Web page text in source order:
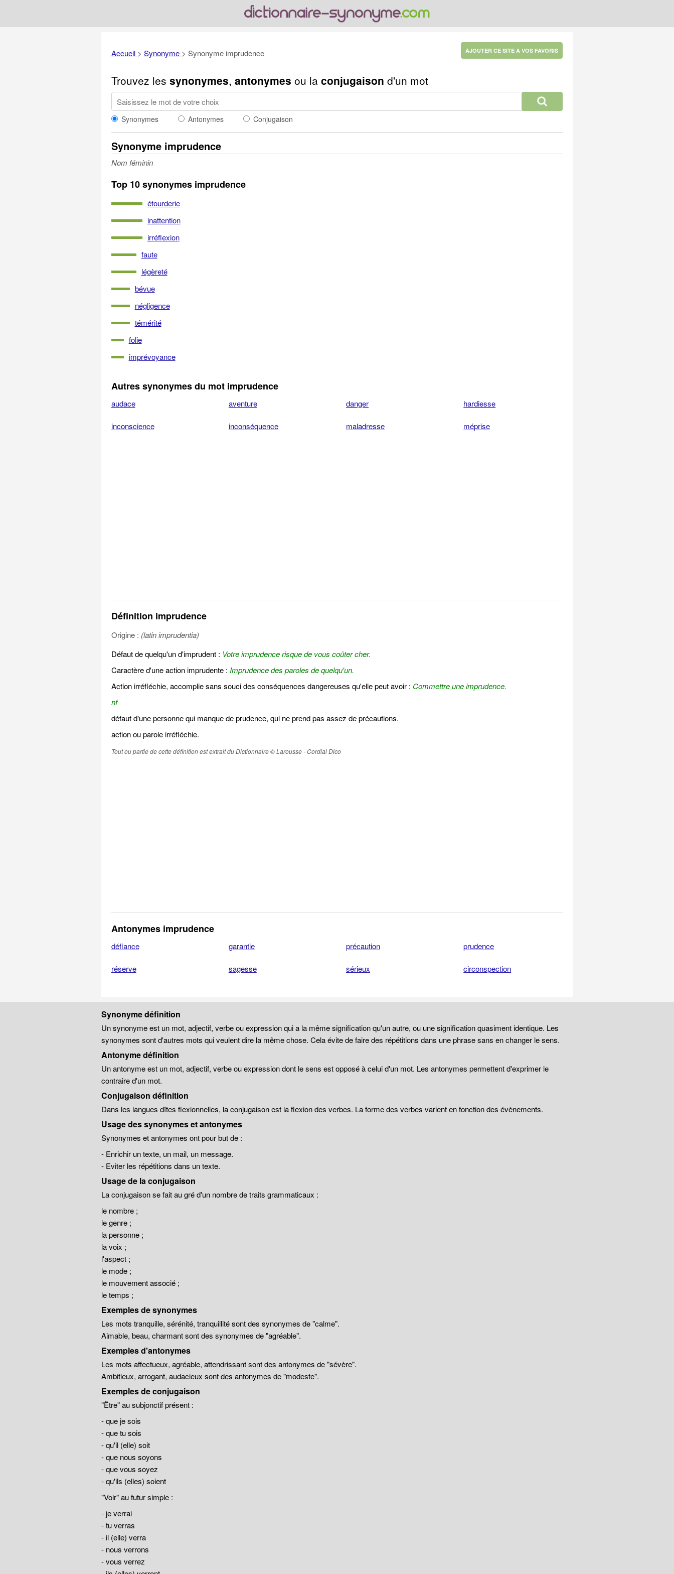
Accueil > Synonyme > Synonyme imprudence AJOUTER CE SITE À VOS FAVORIS
Trouvez les synonymes, antonymes ou la conjugaison d'un mot
Synonymes Antonymes Conjugaison
Synonyme imprudence
Nom féminin
Top 10 synonymes imprudence
étourderie
inattention
irréflexion
faute
légèreté
bévue
négligence
témérité
folie
imprévoyance
Autres synonymes du mot imprudence
audace aventure danger hardiesse
inconscience inconséquence maladresse méprise
Définition imprudence
Origine : (latin imprudentia)
Défaut de quelqu'un d'imprudent : Votre imprudence risque de vous coûter cher.
Caractère d'une action imprudente : Imprudence des paroles de quelqu'un.
Action irréfléchie, accomplie sans souci des conséquences dangereuses qu'elle peut avoir : Commettre une imprudence.
nf
défaut d'une personne qui manque de prudence, qui ne prend pas assez de précautions.
action ou parole irréfléchie.
Tout ou partie de cette définition est extrait du Dictionnaire © Larousse - Cordial Dico
Antonymes imprudence
défiance garantie précaution prudence
réserve sagesse sérieux circonspection
Synonyme définition
Un synonyme est un mot, adjectif, verbe ou expression qui a la même signification qu'un autre, ou une signification quasiment identique. Les
synonymes sont d'autres mots qui veulent dire la même chose. Cela évite de faire des répétitions dans une phrase sans en changer le sens.
Antonyme définition
Un antonyme est un mot, adjectif, verbe ou expression dont le sens est opposé à celui d'un mot. Les antonymes permettent d'exprimer le
contraire d'un mot.
Conjugaison définition
Dans les langues dîtes flexionnelles, la conjugaison est la flexion des verbes. La forme des verbes varient en fonction des évènements.
Usage des synonymes et antonymes
Synonymes et antonymes ont pour but de :
- Enrichir un texte, un mail, un message.
- Eviter les répétitions dans un texte.
Usage de la conjugaison
La conjugaison se fait au gré d'un nombre de traits grammaticaux :
le nombre ;
le genre ;
la personne ;
la voix ;
l'aspect ;
le mode ;
le mouvement associé ;
le temps ;
Exemples de synonymes
Les mots tranquille, sérénité, tranquillité sont des synonymes de "calme".
Aimable, beau, charmant sont des synonymes de "agréable".
Exemples d'antonymes
Les mots affectueux, agréable, attendrissant sont des antonymes de "sévère".
Ambitieux, arrogant, audacieux sont des antonymes de "modeste".
Exemples de conjugaison
"Être" au subjonctif présent :
- que je sois
- que tu sois
- qu'il (elle) soit
- que nous soyons
- que vous soyez
- qu'ils (elles) soient
"Voir" au futur simple :
- je verrai
- tu verras
- il (elle) verra
- nous verrons
- vous verrez